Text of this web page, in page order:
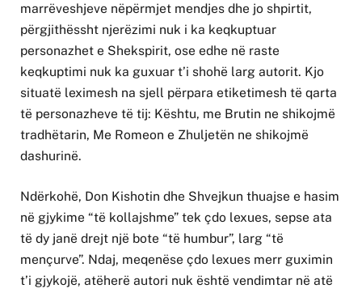
marrëveshjeve nëpërmjet mendjes dhe jo shpirtit,
përgjithëssht njerëzimi nuk i ka keqkuptuar
personazhet e Shekspirit, ose edhe në raste
keqkuptimi nuk ka guxuar t’i shohë larg autorit. Kjo
situatë leximesh na sjell përpara etiketimesh të qarta
të personazheve të tij: Kështu, me Brutin ne shikojmë
tradhëtarin, Me Romeon e Zhuljetën ne shikojmë
dashurinë.
Ndërkohë, Don Kishotin dhe Shvejkun thuajse e hasim
në gjykime “të kollajshme” tek çdo lexues, sepse ata
të dy janë drejt një bote “të humbur”, larg “të
mençurve”. Ndaj, meqenëse çdo lexues merr guximin
t’i gjykojë, atëherë autori nuk është vendimtar në atë